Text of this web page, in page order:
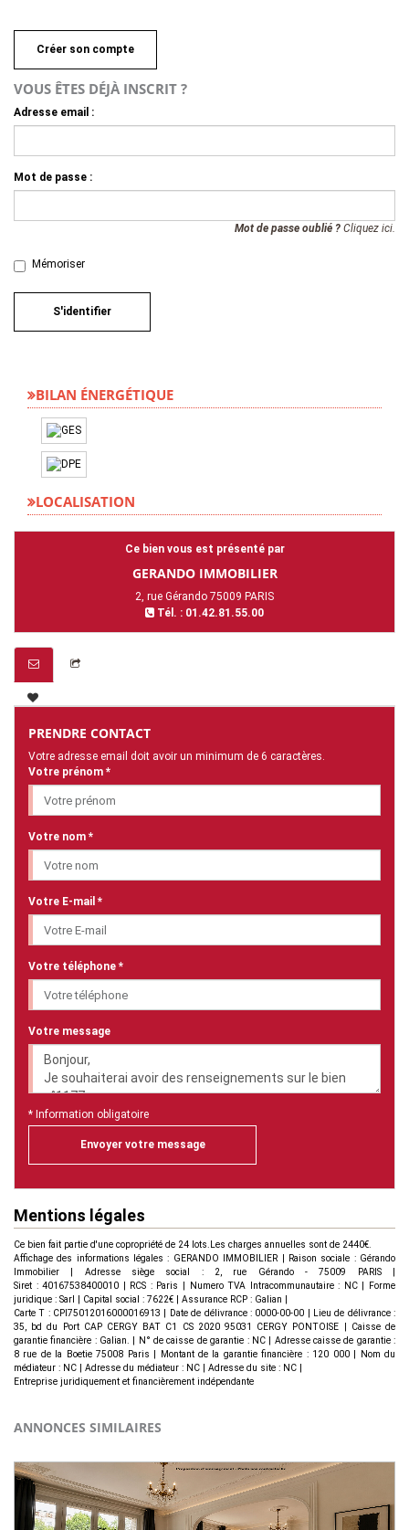
Créer son compte
VOUS ÊTES DÉJÀ INSCRIT ?
Adresse email :
Mot de passe :
Mot de passe oublié ? Cliquez ici.
Mémoriser
S'identifier
BILAN ÉNERGÉTIQUE
LOCALISATION
Ce bien vous est présenté par
GERANDO IMMOBILIER
2, rue Gérando 75009 PARIS
Tél. : 01.42.81.55.00
PRENDRE CONTACT
Votre adresse email doit avoir un minimum de 6 caractères.
Votre prénom *
Votre nom *
Votre E-mail *
Votre téléphone *
Votre message
* Information obligatoire
Envoyer votre message
Mentions légales
Ce bien fait partie d'une copropriété de 24 lots.Les charges annuelles sont de 2440€.
Affichage des informations légales : GERANDO IMMOBILIER | Raison sociale : Gérando
Immobilier | Adresse siège social : 2, rue Gérando - 75009 PARIS |
Siret : 40167538400010 | RCS : Paris | Numero TVA Intracommunautaire : NC | Forme
juridique : Sarl | Capital social : 7622€ | Assurance RCP : Galian |
Carte T : CPI75012016000016913 | Date de délivrance : 0000-00-00 | Lieu de délivrance :
35, bd du Port CAP CERGY BAT C1 CS 2020 95031 CERGY PONTOISE | Caisse de
garantie financière : Galian. | N° de caisse de garantie : NC | Adresse caisse de garantie :
8 rue de la Boetie 75008 Paris | Montant de la garantie financière : 120 000 | Nom du
médiateur : NC | Adresse du médiateur : NC | Adresse du site : NC |
Entreprise juridiquement et financièrement indépendante
ANNONCES SIMILAIRES